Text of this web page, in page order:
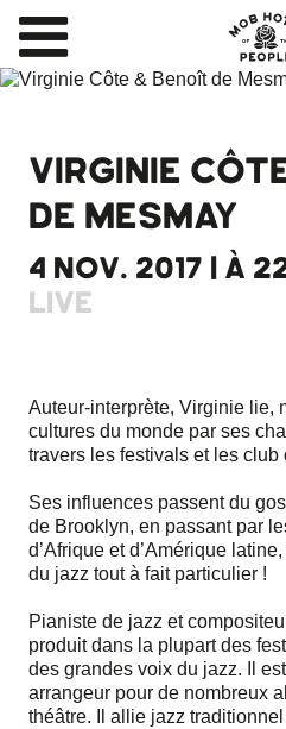
VIRGINIE
DE MESMAY
4 NOV. 2017 | À
LIVE
Auteur-interprète, Virginie lie,
cultures du monde par ses
travers les festivals et les club
Ses influences passent du
de Brooklyn, en passant par
d’Afrique et d’Amérique
du jazz tout à fait particulier !
Pianiste de jazz et
produit dans la plupart des
des grandes voix du jazz. Il
arrangeur pour de nombreux
théâtre. Il allie jazz